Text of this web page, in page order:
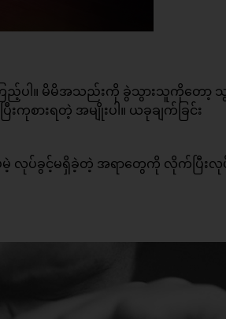
။ မိမိအသည်းကို ခွဲသွားသူကိုတော့ သွာ
ားရတဲ့ အမျိုးပါ။ ယခုချက်ခြင်း
မဲ့ လုပ်ခွင့်မရှိခဲ့တဲ့ အရာတွေကို လိုက်ပြီးလု